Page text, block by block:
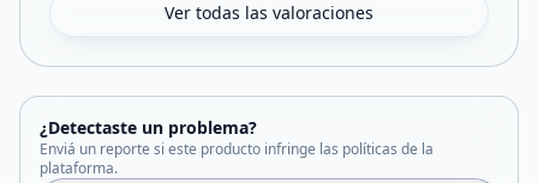
Ver todas las valoraciones
¿Detectaste un problema?
Enviá un reporte si este producto infringe las políticas de la
plataforma.